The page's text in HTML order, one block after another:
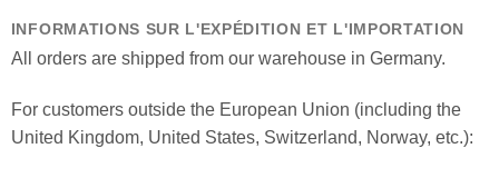
INFORMATIONS SUR L'EXPÉDITION ET L'IMPORTATION
All orders are shipped from our warehouse in Germany.
For customers outside the European Union (including the
United Kingdom, United States, Switzerland, Norway, etc.):